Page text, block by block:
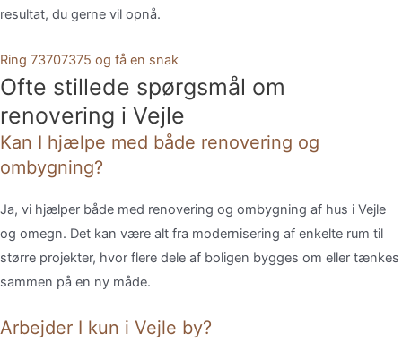
resultat, du gerne vil opnå.
Ring 73707375 og få en snak
Ofte stillede spørgsmål om
renovering i Vejle
Kan I hjælpe med både renovering og
ombygning?
Ja, vi hjælper både med renovering og ombygning af hus i Vejle
og omegn. Det kan være alt fra modernisering af enkelte rum til
større projekter, hvor flere dele af boligen bygges om eller tænkes
sammen på en ny måde.
Arbejder I kun i Vejle by?